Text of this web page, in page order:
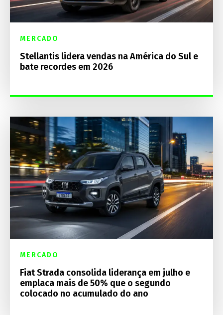
MERCADO
Stellantis lidera vendas na América do Sul e
bate recordes em 2026
MERCADO
Fiat Strada consolida liderança em julho e
emplaca mais de 50% que o segundo
colocado no acumulado do ano